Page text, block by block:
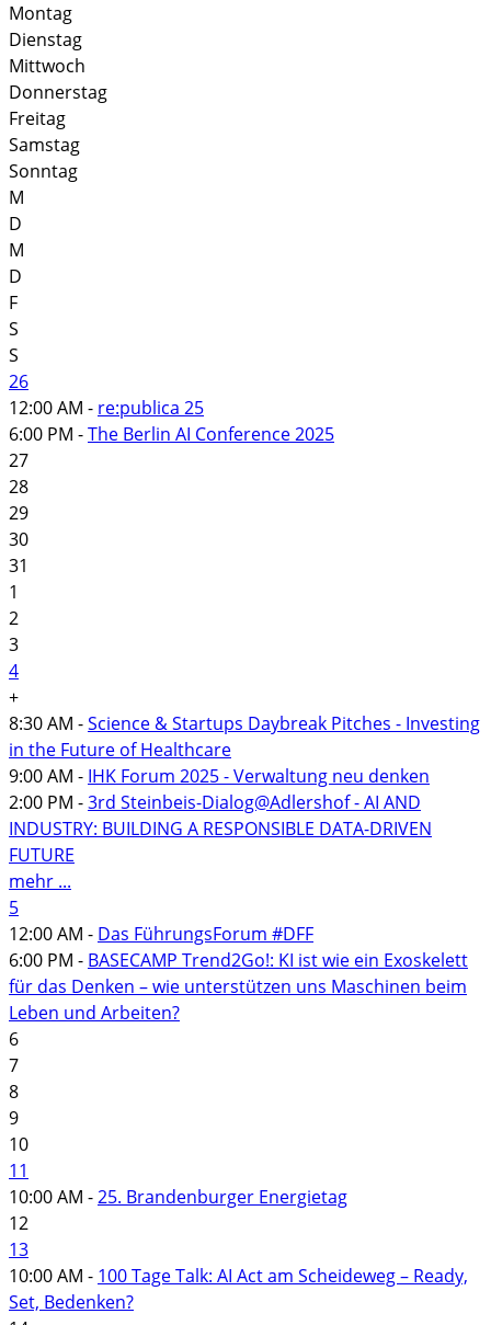
Montag
Dienstag
Mittwoch
Donnerstag
Freitag
Samstag
Sonntag
M
D
M
D
F
S
S
26
12:00 AM - re:publica 25
6:00 PM -The Berlin AI Conference 2025
27
28
29
30
31
1
2
3
4
+
8:30 AM -Science & Startups Daybreak Pitches - Investing
in the Future of Healthcare
9:00 AM - IHK Forum 2025 - Verwaltung neu denken
2:00 PM -3rd Steinbeis-Dialog@Adlershof - AI AND
INDUSTRY: BUILDING A RESPONSIBLE DATA-DRIVEN
FUTURE
mehr ...
5
12:00 AM - Das FührungsForum #DFF
6:00 PM - BASECAMP Trend2Go!: KI ist wie ein Exoskelett
für das Denken – wie unterstützen uns Maschinen beim
Leben und Arbeiten?
6
7
8
9
10
11
10:00 AM -25. Brandenburger Energietag
12
13
10:00 AM - 100 Tage Talk: AI Act am Scheideweg – Ready,
Set, Bedenken?